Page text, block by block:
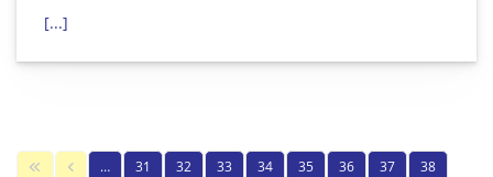
[...]
… 31 32 33 34 35 36 37
38